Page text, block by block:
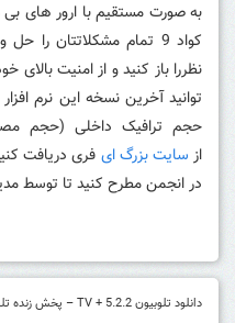
به صورت مستقیم با ارور های
کواد 9 تمام مشکلاتتان
نظررا باز کنید و از امنیت
توانید آخرین نسخه این نرم
حجم ترافیک داخلی (حجم
از سایت بزرگ ای فری دریافت
در انجمن مطرح کنید تا توسط
دانلود تلوبیون 5.2.2 + TV – پخش زنده تلویزیون و آرشیو برنامه‌ها برای اندروید و تی‌وی